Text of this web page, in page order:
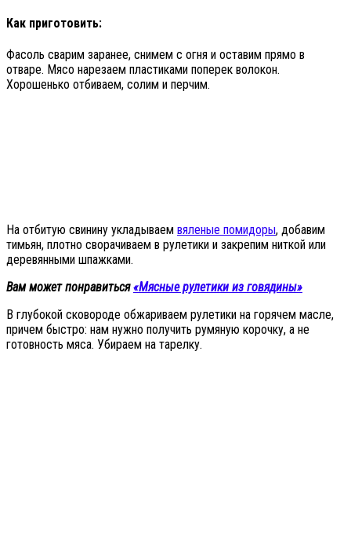
Как приготовить:
Фасоль сварим заранее, снимем с огня и оставим прямо в
отваре. Мясо нарезаем пластиками поперек волокон.
Хорошенько отбиваем, солим и перчим.
На отбитую свинину укладываем вяленые помидоры, добавим
тимьян, плотно сворачиваем в рулетики и закрепим ниткой или
деревянными шпажками.
Вам может понравиться«Мясные рулетики из говядины»
В глубокой сковороде обжариваем рулетики на горячем масле,
причем быстро: нам нужно получить румяную корочку, а не
готовность мяса. Убираем на тарелку.